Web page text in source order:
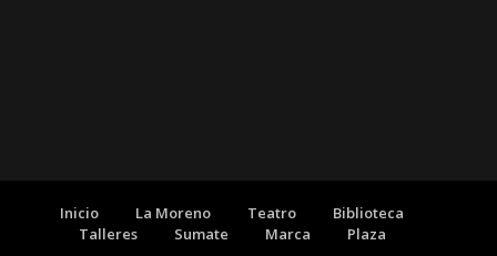
Inicio La Moreno Teatro
Biblioteca
Talleres
Sumate Marca
Plaza